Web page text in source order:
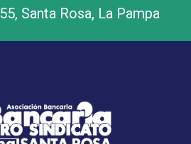
Santa Rosa, La Pampa